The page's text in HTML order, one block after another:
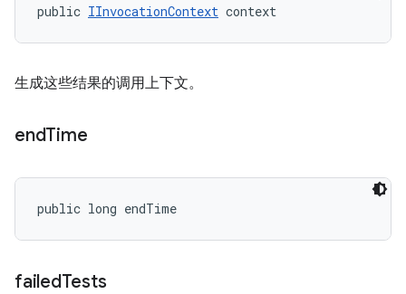
public IInvocationContext context
生成这些结果的调用上下文。
endTime
public long endTime
failedTests